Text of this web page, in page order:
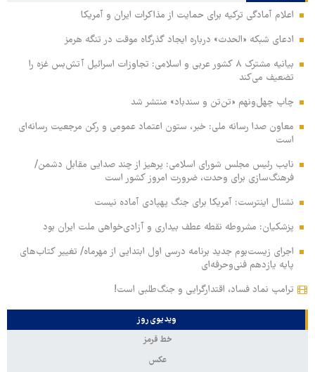
اعلام آمادگی ترکیه برای حمایت از مذاکرات ایران و آمریکا
ادعای شبکه «الحدث» درباره ایجاد گذرگاه موقت در تنگه هرمز
بیانیه مشترک ۸ کشور عربی و اسلامی: تجاوزات اسرائیل آتش‌بس غزه را
تضعیف می‌کند
چاپ چهل‌ونهم «تن‌تن و سندباد» منتشر شد
معاون صدا رسانه ملی: خبر، ستون اعتماد عمومی و رکن مرجعیت رسانه‌ای
است
نایب رئیس مجلس شورای اسلامی: پرهیز از چند صدایی مقابل دشمن/
فرهنگ‌سازی برای وحدت، ضرورت امروز کشور است
نشنال اینترست: آمریکا برای جنگ پهپادی آماده نیست
پزشکیان: مشروطه نقطه عطف بیداری و آزادی‌خواهی ملت ایران بود
اجرای زیست‌بوم جدید برنامه درسی اول ابتدایی از مهرماه/ تغییر کتاب‌های
پایه یازدهم فنی‌وحرفه‌ای
ترامپ نماد فساد، اقتدارگرایی و جنگ‌طلبی است!
ویدیوی روز
خط قرمز
عکس